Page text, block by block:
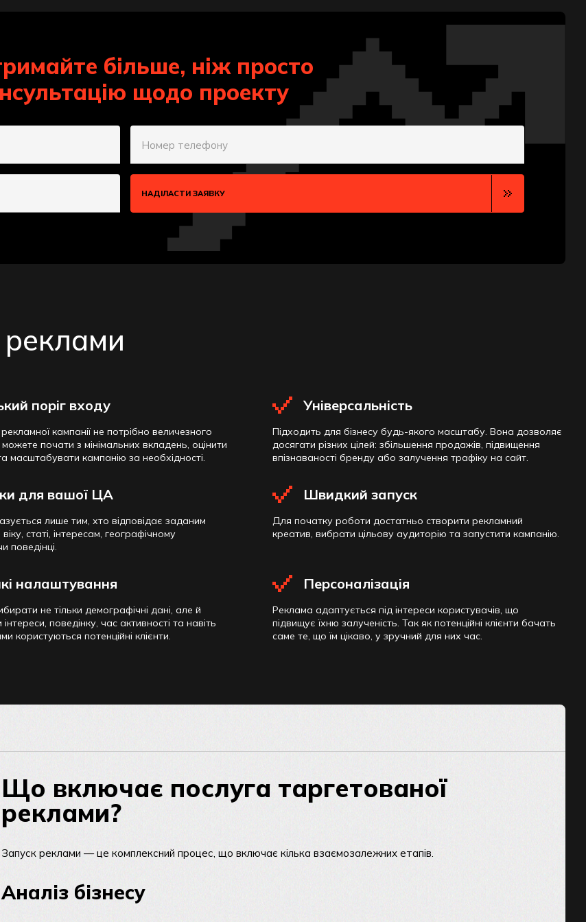
більше, ніж просто
щодо проекту
Номер телефону
НАДІЛАСТИ ЗАЯВКУ
реклами
поріг входу
кампанії не потрібно величезного
почати з мінімальних вкладень, оцінити
масштабувати кампанію за необхідності.
Універсальність
Підходить для бізнесу будь-якого масштабу. Вона дозволяє
досягати різних цілей: збільшення продажів, підвищення
впізнаваності бренду або залучення трафіку на сайт.
для вашої ЦА
лише тим, хто відповідає заданим
статі, інтересам, географічному
поведінці.
Швидкий запуск
Для початку роботи достатньо створити рекламний
креатив, вибрати цільову аудиторію та запустити кампанію.
налаштування
не тільки демографічні дані, але й
поведінку, час активності та навіть
користуються потенційні клієнти.
Персоналізація
Реклама адаптується під інтереси користувачів, що
підвищує їхню залученість. Так як потенційні клієнти бачать
саме те, що їм цікаво, у зручний для них час.
Що включає послуга таргетованої
реклами?
Запуск реклами — це комплексний процес, що включає кілька взаємозалежних етапів.
Аналіз бізнесу